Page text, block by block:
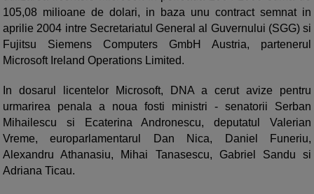
105,08 milioane de dolari, in baza unu contract semnat in
aprilie 2004 intre Secretariatul General al Guvernului (SGG) si
Fujitsu Siemens Computers GmbH Austria, partenerul
Microsoft Ireland Operations Limited.
In dosarul licentelor Microsoft, DNA a cerut avize pentru
urmarirea penala a noua fosti ministri - senatorii Serban
Mihailescu si Ecaterina Andronescu, deputatul Valerian
Vreme, europarlamentarul Dan Nica, Daniel Funeriu,
Alexandru Athanasiu, Mihai Tanasescu, Gabriel Sandu si
Adriana Ticau.